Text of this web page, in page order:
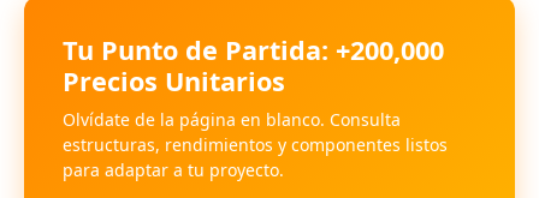
Tu Punto de Partida: +200,000
Precios Unitarios
Olvídate de la página en blanco. Consulta
estructuras, rendimientos y componentes listos
para adaptar a tu proyecto.